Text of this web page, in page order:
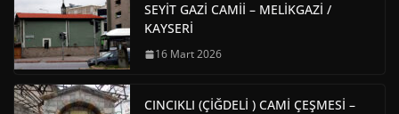
SEYİT GAZİ CAMİİ – MELİKGAZİ /
KAYSERİ
16 Mart 2026
CINCIKLI (ÇİĞDELİ ) CAMİ ÇEŞMESİ –